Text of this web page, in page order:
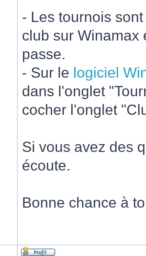
- Les tournois
club sur Winamax
passe.
- Sur le logiciel
dans l'onglet
cocher l'onglet
Si vous avez des
écoute.
Bonne chance à